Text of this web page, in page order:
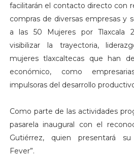
facilitarán el contacto directo con
compras de diversas empresas y
a las 50 Mujeres por Tlaxcala
visibilizar la trayectoria,
mujeres tlaxcaltecas que han
económico, como
impulsoras del desarrollo
Como parte de las actividades
pasarela inaugural con el
Gutiérrez, quien presentará
Fever”.